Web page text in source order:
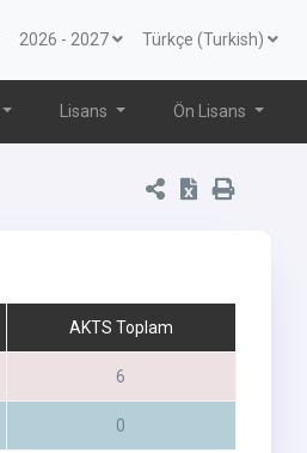
2026 - 2027 Türkçe (Turkish)
Lisans Ön Lisans
AKTS Toplam
6
0